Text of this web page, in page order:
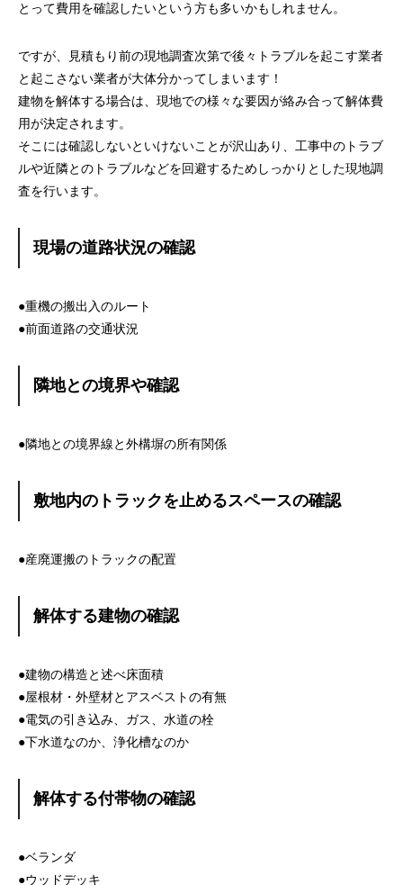
とって費用を確認したいという方も多いかもしれません。
ですが、見積もり前の現地調査次第で後々トラブルを起こす業者
と起こさない業者が大体分かってしまいます！
建物を解体する場合は、現地での様々な要因が絡み合って解体費
用が決定されます。
そこには確認しないといけないことが沢山あり、工事中のトラブ
ルや近隣とのトラブルなどを回避するためしっかりとした現地調
査を行います。
現場の道路状況の確認
●重機の搬出入のルート
●前面道路の交通状況
隣地との境界や確認
●隣地との境界線と外構塀の所有関係
敷地内のトラックを止めるスペースの確認
●産廃運搬のトラックの配置
解体する建物の確認
●建物の構造と述べ床面積
●屋根材・外壁材とアスベストの有無
●電気の引き込み、ガス、水道の栓
●下水道なのか、浄化槽なのか
解体する付帯物の確認
●ベランダ
●ウッドデッキ